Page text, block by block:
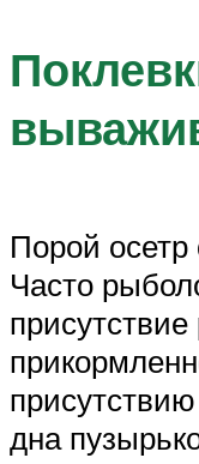
Порой
Часто
дна